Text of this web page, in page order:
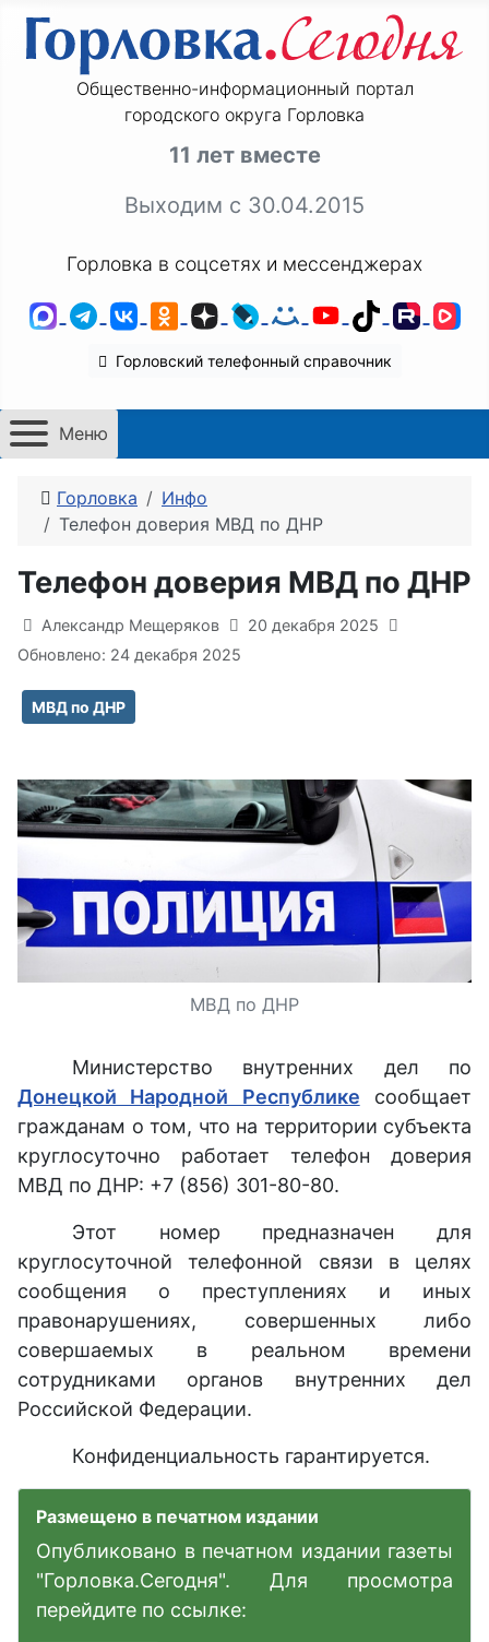
Общественно-информационный портал
городского округа Горловка
11 лет вместе
Выходим с 30.04.2015
Горловка в соцсетях и мессенджерах
MAXTelegram
ВКонтакте
Одноклассники
ДзенLiveJournal
Мой Мир
YouTube
TikTok
Горловский телефонный справочник
Меню
Горловка
Инфо
Телефон доверия МВД по ДНР
Телефон доверия МВД по ДНР
Информация о материале
Александр Мещеряков
20 декабря 2025
Обновлено: 24 декабря 2025
МВД по ДНР
МВД по ДНР
Министерство внутренних дел по
Донецкой Народной Республике сообщает
гражданам о том, что на территории субъекта
круглосуточно работает телефон доверия
МВД по ДНР: +7 (856) 301-80-80.
Этот номер предназначен для
круглосуточной телефонной связи в целях
сообщения о преступлениях и иных
правонарушениях, совершенных либо
совершаемых в реальном времени
сотрудниками органов внутренних дел
Российской Федерации.
Конфиденциальность гарантируется.
Размещено в печатном издании
Опубликовано в печатном издании газеты
"Горловка.Сегодня". Для просмотра
перейдите по ссылке: